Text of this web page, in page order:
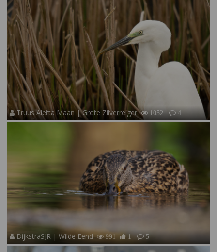
Truus Aletta Maan | Grote Zilverreiger 1052 4
DijkstraSJR | Wilde Eend 991 1 5